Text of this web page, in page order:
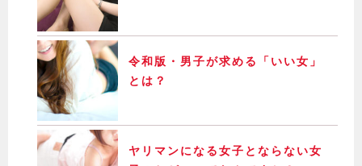
令和版・男子が求める「いい女」
とは？
ヤリマンになる女子とならない女